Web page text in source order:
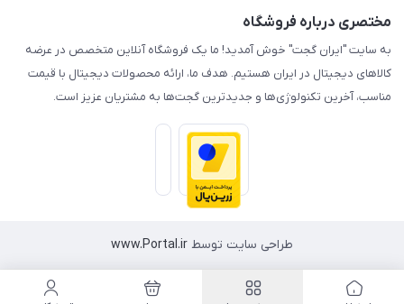
مختصری درباره فروشگاه
به سایت "ایران گجت" خوش آمدید! ما یک فروشگاه آنلاین متخصص در عرضه
کالاهای دیجیتال در ایران هستیم. هدف ما، ارائه محصولات دیجیتال با قیمت
مناسب، آخرین تکنولوژی‌ها و جدیدترین گجت‌ها به مشتریان عزیز است.
طراحی سایت توسط www.Portal.ir